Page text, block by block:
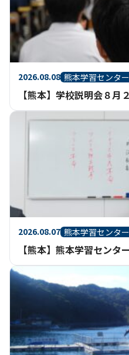
2026.08.08 熊本学習センター
【熊本】学校説明会８月
2026.08.07 熊本学習センター
【熊本】熊本学習センタ